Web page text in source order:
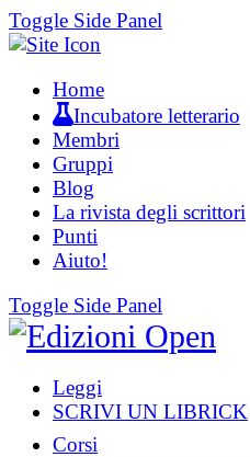
Toggle Side Panel
Home
Incubatore letterario
Membri
Gruppi
Blog
La rivista degli scrittori
Punti
Aiuto!
Toggle Side Panel
Leggi
SCRIVI UN LIBRICK
Corsi